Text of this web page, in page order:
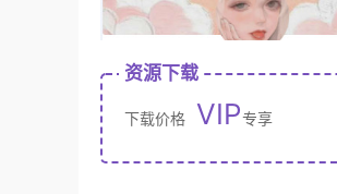
资源下载
下载价格 VIP专享